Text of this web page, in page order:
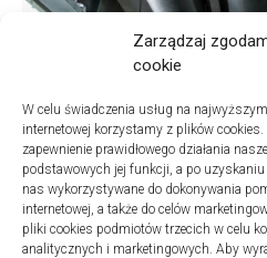
Zarządzaj
cookie
W celu świadczenia usług na
internetowej korzystamy z plików
zapewnienie prawidłowego działania
podstawowych jej funkcji, a po
nas wykorzystywane do dokonywania
internetowej, a także do celów
pliki cookies podmiotów trzecich w celu
analitycznych i marketingowych. Aby
Turystyka
Jak wybrać dobrą firmę do